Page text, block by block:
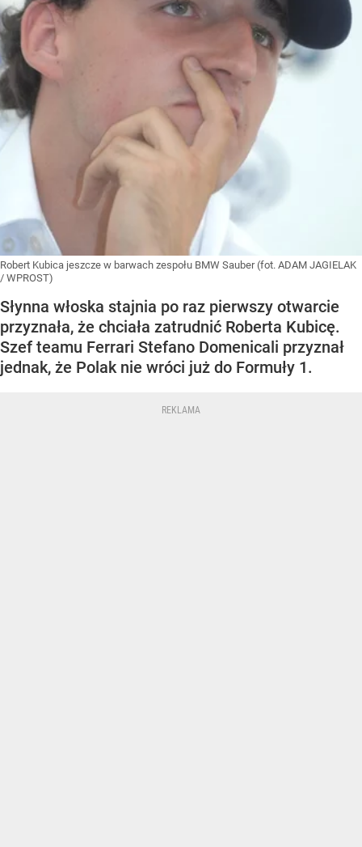
Robert Kubica jeszcze w barwach zespołu BMW Sauber (fot. ADAM JAGIELAK
/ WPROST)
Słynna włoska stajnia po raz pierwszy otwarcie
przyznała, że chciała zatrudnić Roberta Kubicę.
Szef teamu Ferrari Stefano Domenicali przyznał
jednak, że Polak nie wróci już do Formuły 1.